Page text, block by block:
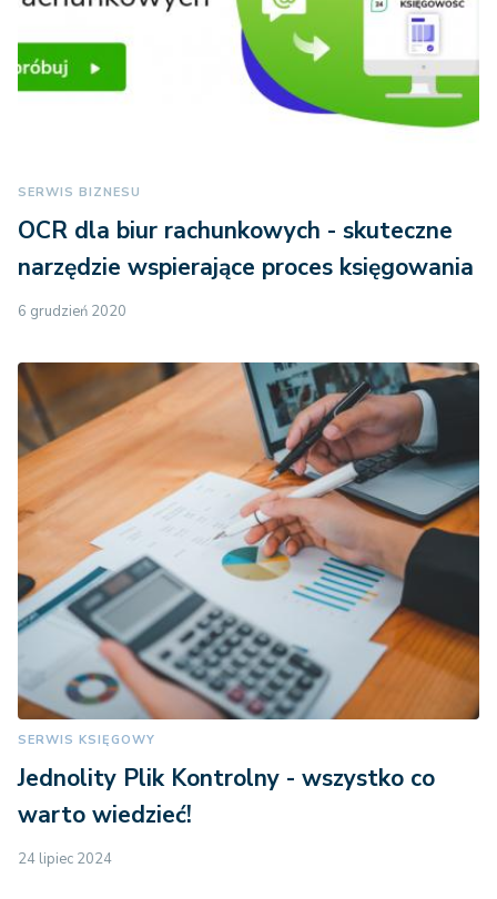
SERWIS BIZNESU
OCR dla biur rachunkowych - skuteczne
narzędzie wspierające proces księgowania
6 grudzień 2020
SERWIS KSIĘGOWY
Jednolity Plik Kontrolny - wszystko co
warto wiedzieć!
24 lipiec 2024